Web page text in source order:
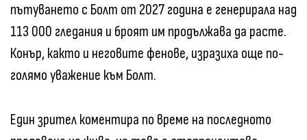
пътуването с Болт от 2027 година е генерирала над
113 000 гледания и броят им продължава да расте.
Конър, както и неговите фенове, изразиха още по-
голямо уважение към Болт.
Един зрител коментира по време на последното